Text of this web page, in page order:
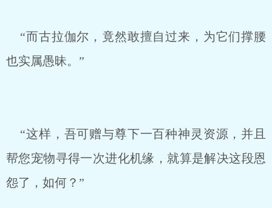
“而古拉伽尔，竟然敢擅自过来，为它们撑腰
也实属愚昧。”
“这样，吾可赠与尊下一百种神灵资源，并且
帮您宠物寻得一次进化机缘，就算是解决这段恩
怨了，如何？”